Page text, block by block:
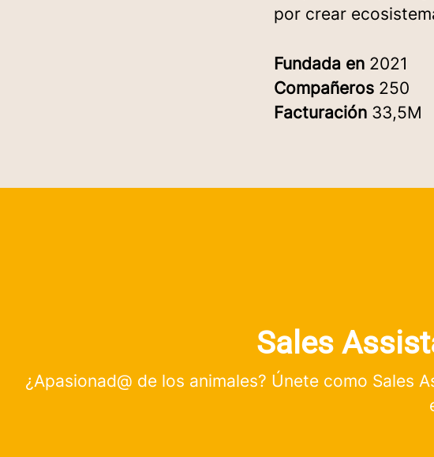
por crear
Fundada en 2021
Compañeros 250
Facturación 33,5M
Sales
¿Apasionad@ de los animales? Únete como